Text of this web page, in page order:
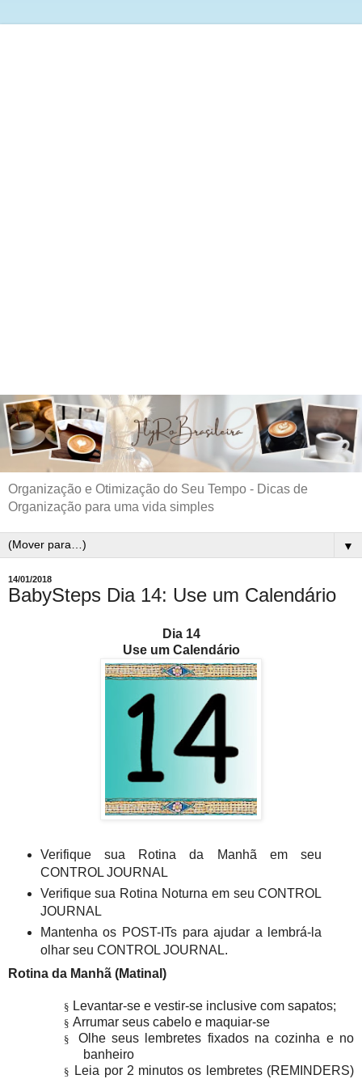
Organização e Otimização do Seu Tempo - Dicas de
Organização para uma vida simples
▼
14/01/2018
BabySteps Dia 14: Use um Calendário
Dia 14
Use um Calendário
Verifique sua Rotina da Manhã em seu
CONTROL JOURNAL
Verifique sua Rotina Noturna em seu CONTROL
JOURNAL
Mantenha os POST-ITs para ajudar a lembrá-la
olhar seu CONTROL JOURNAL.
Rotina da Manhã (Matinal)
§ Levantar-se e vestir-se inclusive com sapatos;
§ Arrumar seus cabelo e maquiar-se
§
Olhe seus lembretes fixados na cozinha e no
banheiro
§
Leia por 2 minutos os lembretes (REMINDERS)